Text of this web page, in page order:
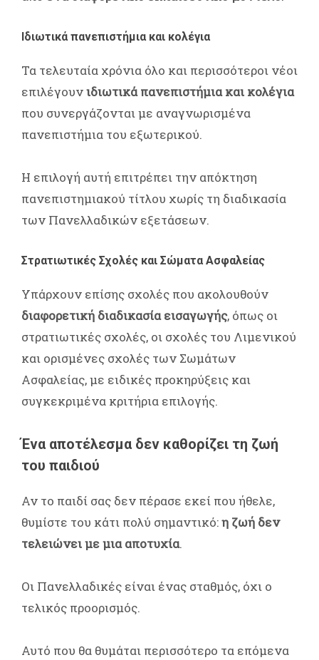
Ιδιωτικά πανεπιστήμια και κολέγια
Τα τελευταία χρόνια όλο και περισσότεροι νέοι
επιλέγουνιδιωτικά πανεπιστήμια και κολέγια
που συνεργάζονται με αναγνωρισμένα
πανεπιστήμια του εξωτερικού.
Η επιλογή αυτή επιτρέπει την απόκτηση
πανεπιστημιακού τίτλου χωρίς τη διαδικασία
των Πανελλαδικών εξετάσεων.
Στρατιωτικές Σχολές και Σώματα Ασφαλείας
Υπάρχουν επίσης σχολές που ακολουθούν
διαφορετική διαδικασία εισαγωγής, όπως οι
στρατιωτικές σχολές, οι σχολές του Λιμενικού
και ορισμένες σχολές των Σωμάτων
Ασφαλείας, με ειδικές προκηρύξεις και
συγκεκριμένα κριτήρια επιλογής.
Ένα αποτέλεσμα δεν καθορίζει τη ζωή
του παιδιού
Αν το παιδί σας δεν πέρασε εκεί που ήθελε,
θυμίστε του κάτι πολύ σημαντικό:η ζωή δεν
τελειώνει με μια αποτυχία.
Οι Πανελλαδικές είναι ένας σταθμός, όχι ο
τελικός προορισμός.
Αυτό που θα θυμάται περισσότερο τα επόμενα